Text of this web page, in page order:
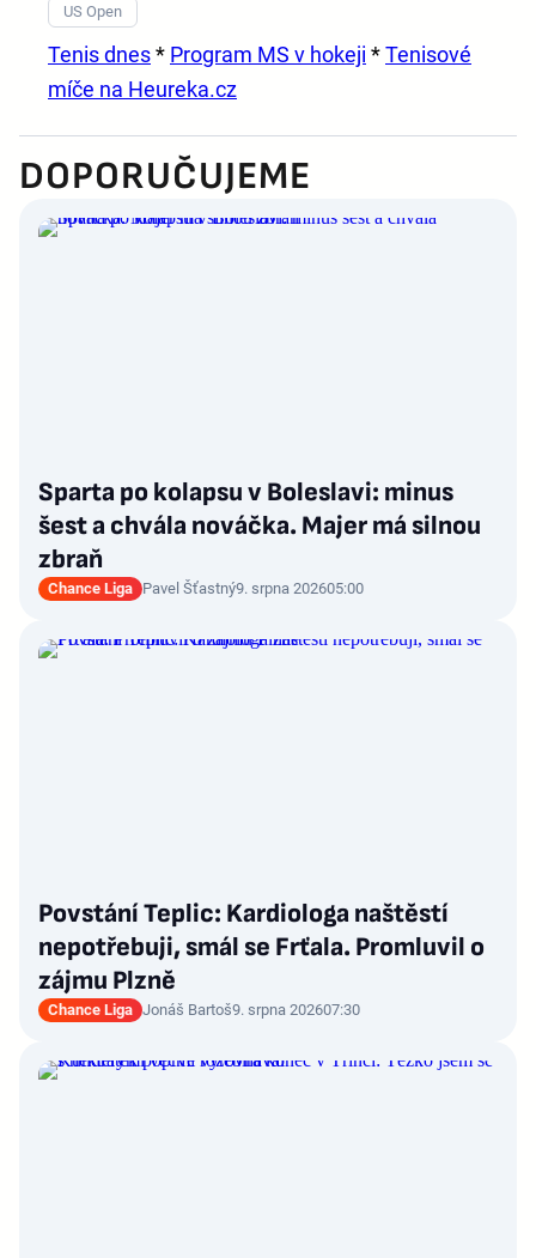
US Open
Tenis dnes* Program MS v hokeji *Tenisové
míče na Heureka.cz
DOPORUČUJEME
Sparta po kolapsu v Boleslavi: minus
šest a chvála nováčka. Majer má silnou
zbraň
Chance Liga Pavel Šťastný9. srpna 202605:00
Povstání Teplic: Kardiologa naštěstí
nepotřebuji, smál se Frťala. Promluvil o
zájmu Plzně
Chance Liga Jonáš Bartoš9. srpna 202607:30